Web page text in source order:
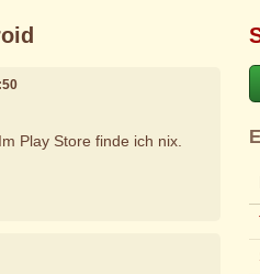
Play Store finde ich nix.